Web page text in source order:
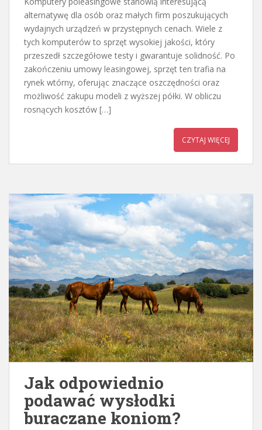
alternatywę dla osób oraz małych firm poszukujących
wydajnych urządzeń w przystępnych cenach. Wiele z
tych komputerów to sprzęt wysokiej jakości, który
przeszedł szczegółowe testy i gwarantuje solidność. Po
zakończeniu umowy leasingowej, sprzęt ten trafia na
rynek wtórny, oferując znaczące oszczędności oraz
możliwość zakupu modeli z wyższej półki. W obliczu
rosnących kosztów […]
CZYTAJ WIĘCEJ
Jak odpowiednio
podawać wysłodki
buraczane koniom?